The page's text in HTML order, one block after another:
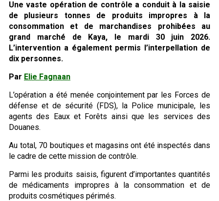
Une vaste opération de contrôle a conduit à la saisie
de plusieurs tonnes de produits impropres à la
consommation et de marchandises prohibées au
grand marché de Kaya, le mardi 30 juin 2026.
L’intervention a également permis l’interpellation de
dix personnes.
Par Elie Fagnaan
L’opération a été menée conjointement par les Forces de
défense et de sécurité (FDS), la Police municipale, les
agents des Eaux et Forêts ainsi que les services des
Douanes.
Au total, 70 boutiques et magasins ont été inspectés dans
le cadre de cette mission de contrôle.
Parmi les produits saisis, figurent d’importantes quantités
de médicaments impropres à la consommation et de
produits cosmétiques périmés.